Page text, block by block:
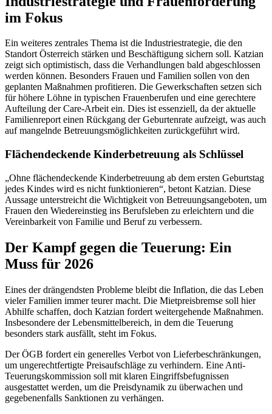
im Fokus
Ein weiteres zentrales Thema ist die Industriestrategie, die den
Standort Österreich stärken und Beschäftigung sichern soll. Katzian
zeigt sich optimistisch, dass die Verhandlungen bald abgeschlossen
werden können. Besonders Frauen und Familien sollen von den
geplanten Maßnahmen profitieren. Die Gewerkschaften setzen sich
für höhere Löhne in typischen Frauenberufen und eine gerechtere
Aufteilung der Care-Arbeit ein. Dies ist essenziell, da der aktuelle
Familienreport einen Rückgang der Geburtenrate aufzeigt, was auch
auf mangelnde Betreuungsmöglichkeiten zurückgeführt wird.
Flächendeckende Kinderbetreuung als Schlüssel
„Ohne flächendeckende Kinderbetreuung ab dem ersten Geburtstag
jedes Kindes wird es nicht funktionieren“, betont Katzian. Diese
Aussage unterstreicht die Wichtigkeit von Betreuungsangeboten, um
Frauen den Wiedereinstieg ins Berufsleben zu erleichtern und die
Vereinbarkeit von Familie und Beruf zu verbessern.
Der Kampf gegen die Teuerung: Ein
Muss für 2026
Eines der drängendsten Probleme bleibt die Inflation, die das Leben
vieler Familien immer teurer macht. Die Mietpreisbremse soll hier
Abhilfe schaffen, doch Katzian fordert weitergehende Maßnahmen.
Insbesondere der Lebensmittelbereich, in dem die Teuerung
besonders stark ausfällt, steht im Fokus.
Der ÖGB fordert ein generelles Verbot von Lieferbeschränkungen,
um ungerechtfertigte Preisaufschläge zu verhindern. Eine Anti-
Teuerungskommission soll mit klaren Eingriffsbefugnissen
ausgestattet werden, um die Preisdynamik zu überwachen und
gegebenenfalls Sanktionen zu verhängen.